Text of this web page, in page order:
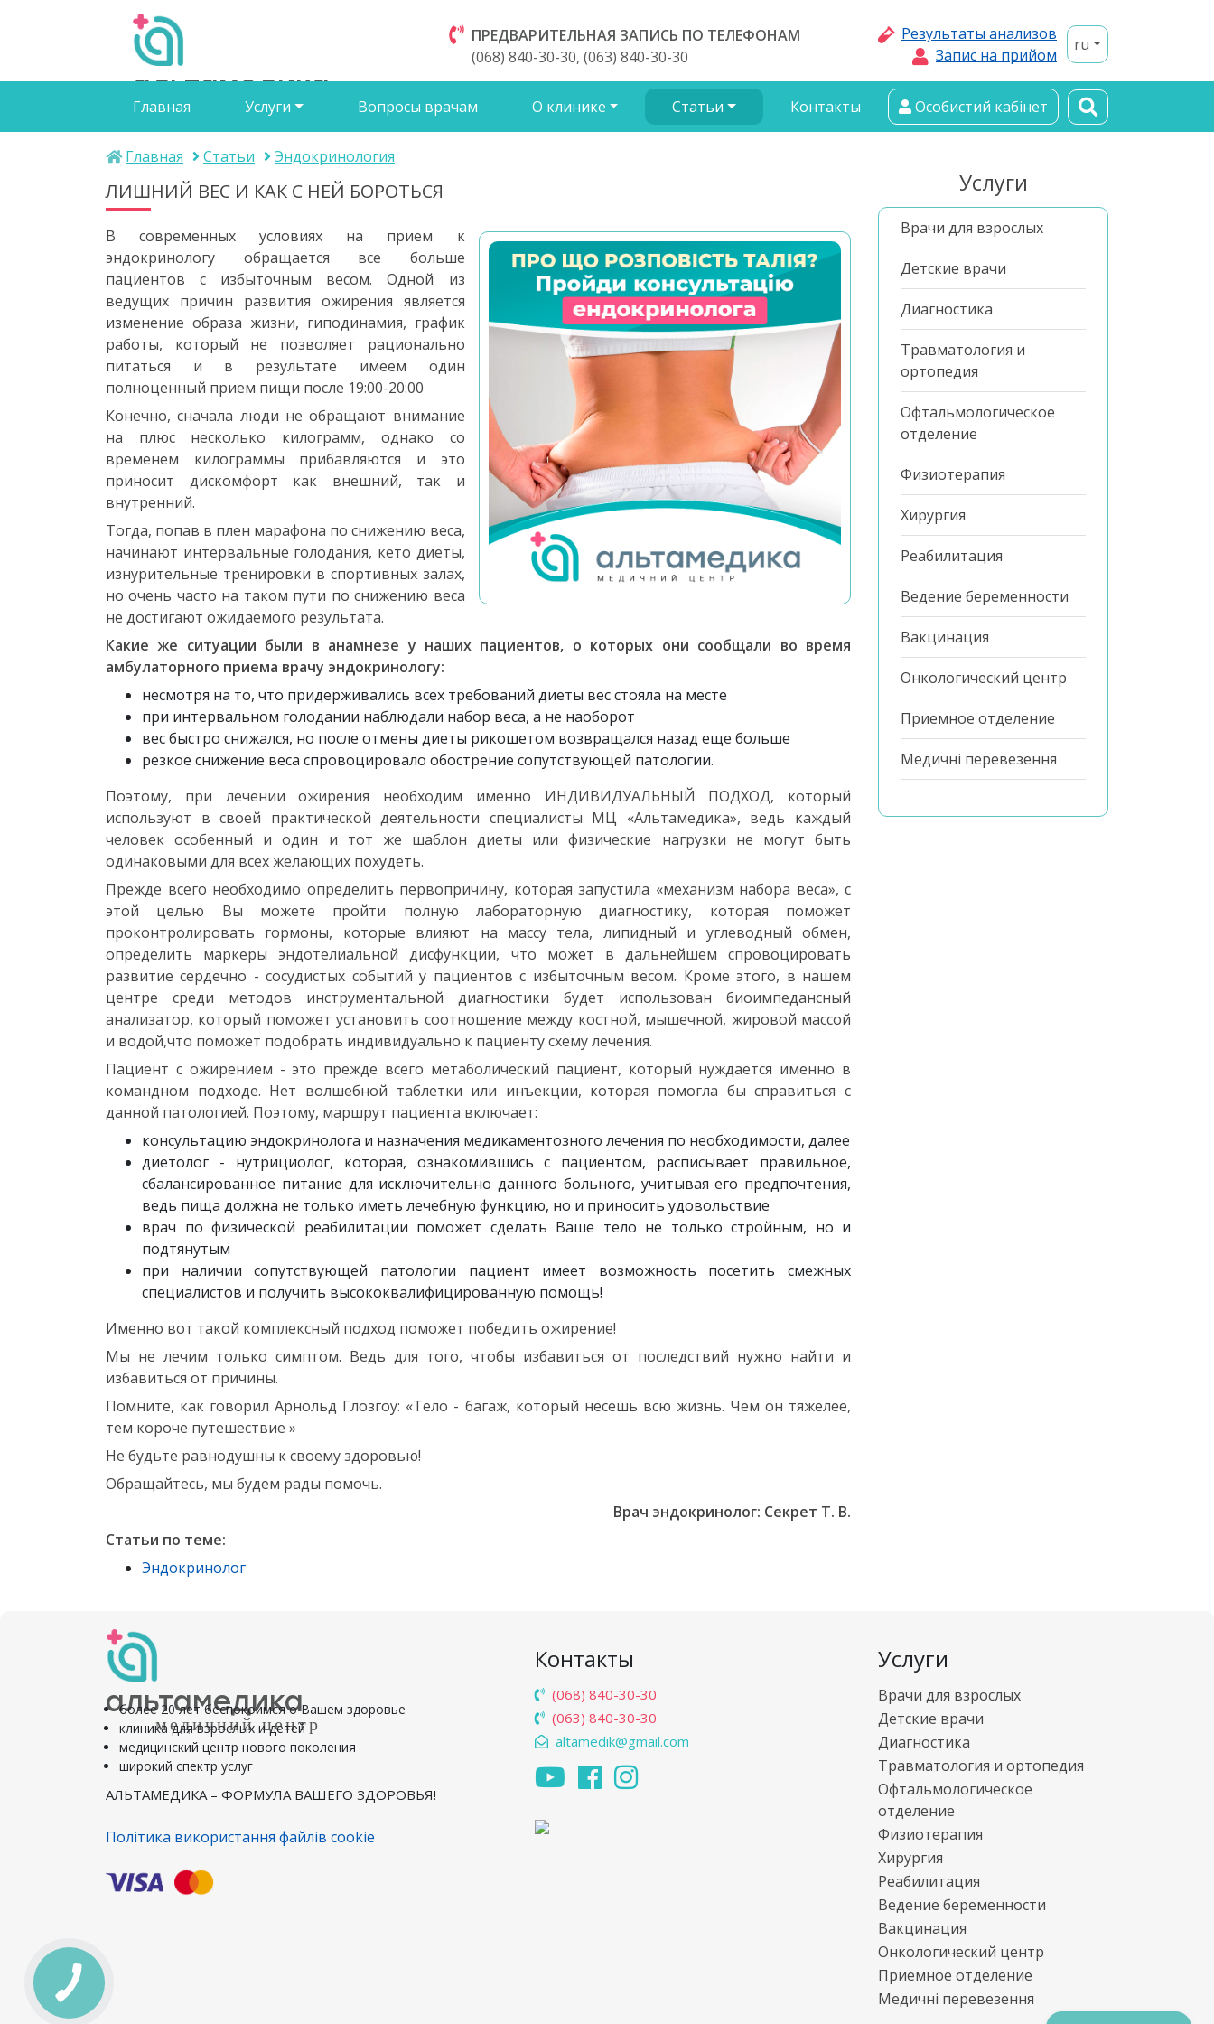
альтамедика
медичний центр
ПРЕДВАРИТЕЛЬНАЯ ЗАПИСЬ ПО ТЕЛЕФОНАМ
(068) 840-30-30, (063) 840-30-30
Результаты анализов
Запис на прийом
ru
Главная Услуги Вопросы врачам О клинике Статьи Контакты Особистий кабінет
Главная Статьи Эндокринология
ЛИШНИЙ ВЕС И КАК С НЕЙ БОРОТЬСЯ
В современных условиях на прием к
эндокринологу обращается все больше
пациентов с избыточным весом. Одной из
ведущих причин развития ожирения является
изменение образа жизни, гиподинамия, график
работы, который не позволяет рационально
питаться и в результате имеем один
полноценный прием пищи после 19:00-20:00
Конечно, сначала люди не обращают внимание
на плюс несколько килограмм, однако со
временем килограммы прибавляются и это
приносит дискомфорт как внешний, так и
внутренний.
Тогда, попав в плен марафона по снижению веса,
начинают интервальные голодания, кето диеты,
изнурительные тренировки в спортивных залах,
но очень часто на таком пути по снижению веса
не достигают ожидаемого результата.
Какие же ситуации были в анамнезе у наших пациентов, о которых они сообщали во время
амбулаторного приема врачу эндокринологу:
несмотря на то, что придерживались всех требований диеты вес стояла на месте
при интервальном голодании наблюдали набор веса, а не наоборот
вес быстро снижался, но после отмены диеты рикошетом возвращался назад еще больше
резкое снижение веса спровоцировало обострение сопутствующей патологии.
Поэтому, при лечении ожирения необходим именно ИНДИВИДУАЛЬНЫЙ ПОДХОД, который
используют в своей практической деятельности специалисты МЦ «Альтамедика», ведь каждый
человек особенный и один и тот же шаблон диеты или физические нагрузки не могут быть
одинаковыми для всех желающих похудеть.
Прежде всего необходимо определить первопричину, которая запустила «механизм набора веса», с
этой целью Вы можете пройти полную лабораторную диагностику, которая поможет
проконтролировать гормоны, которые влияют на массу тела, липидный и углеводный обмен,
определить маркеры эндотелиальной дисфункции, что может в дальнейшем спровоцировать
развитие сердечно - сосудистых событий у пациентов с избыточным весом. Кроме этого, в нашем
центре среди методов инструментальной диагностики будет использован биоимпедансный
анализатор, который поможет установить соотношение между костной, мышечной, жировой массой
и водой,что поможет подобрать индивидуально к пациенту схему лечения.
Пациент с ожирением - это прежде всего метаболический пациент, который нуждается именно в
командном подходе. Нет волшебной таблетки или инъекции, которая помогла бы справиться с
данной патологией. Поэтому, маршрут пациента включает:
консультацию эндокринолога и назначения медикаментозного лечения по необходимости, далее
диетолог - нутрициолог, которая, ознакомившись с пациентом, расписывает правильное,
сбалансированное питание для исключительно данного больного, учитывая его предпочтения,
ведь пища должна не только иметь лечебную функцию, но и приносить удовольствие
врач по физической реабилитации поможет сделать Ваше тело не только стройным, но и
подтянутым
при наличии сопутствующей патологии пациент имеет возможность посетить смежных
специалистов и получить высококвалифицированную помощь!
Именно вот такой комплексный подход поможет победить ожирение!
Мы не лечим только симптом. Ведь для того, чтобы избавиться от последствий нужно найти и
избавиться от причины.
Помните, как говорил Арнольд Глозгоу: «Тело - багаж, который несешь всю жизнь. Чем он тяжелее,
тем короче путешествие »
Не будьте равнодушны к своему здоровью!
Обращайтесь, мы будем рады помочь.
Врач эндокринолог: Секрет Т. В.
Статьи по теме:
Эндокринолог
Услуги
Врачи для взрослых
Детские врачи
Диагностика
Травматология и
ортопедия
Офтальмологическое
отделение
Физиотерапия
Хирургия
Реабилитация
Ведение беременности
Вакцинация
Онкологический центр
Приемное отделение
Медичні перевезення
альтамедика
медичний центр
более 20 лет беспокоимся о Вашем здоровье
клиника для взрослых и детей
медицинский центр нового поколения
широкий спектр услуг
АЛЬТАМЕДИКА – ФОРМУЛА ВАШЕГО ЗДОРОВЬЯ!
Політика використання файлів cookie
Контакты
(068) 840-30-30
(063) 840-30-30
altamedik@gmail.com
Услуги
Врачи для взрослых
Детские врачи
Диагностика
Травматология и ортопедия
Офтальмологическое
отделение
Физиотерапия
Хирургия
Реабилитация
Ведение беременности
Вакцинация
Онкологический центр
Приемное отделение
Медичні перевезення